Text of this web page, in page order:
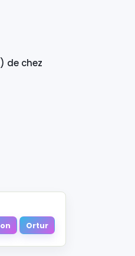
de chez
Ortur